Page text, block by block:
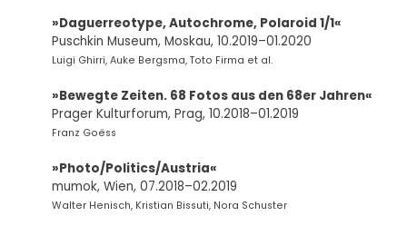
»Daguerreotype, Autochrome, Polaroid 1/1«
Puschkin Museum, Moskau, 10.2019–01.2020
Luigi Ghirri, Auke Bergsma, Toto Firma et al.
»Bewegte Zeiten. 68 Fotos aus den 68er Jahren«
Prager Kulturforum, Prag, 10.2018–01.2019
Franz Goëss
»Photo/Politics/Austria«
mumok, Wien, 07.2018–02.2019
Walter Henisch, Kristian Bissuti, Nora Schuster